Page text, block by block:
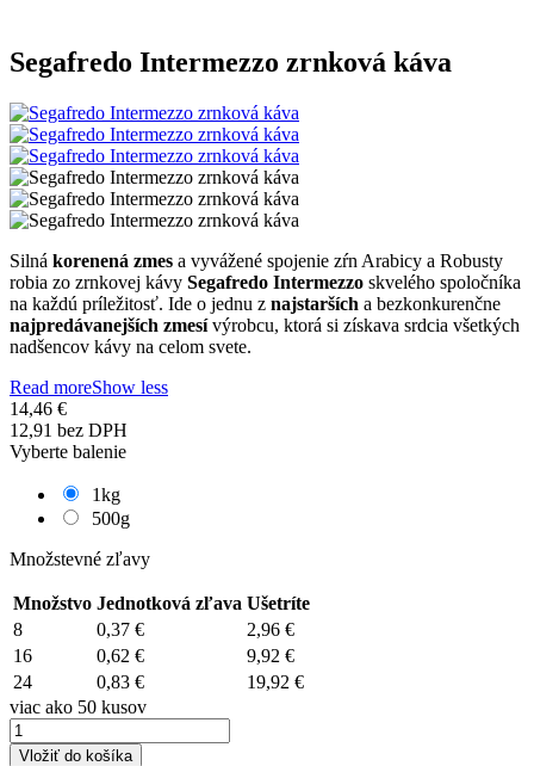
Segafredo Intermezzo zrnková káva
Silná korenená zmes a vyvážené spojenie zŕn Arabicy a Robusty
robia zo zrnkovej kávy Segafredo Intermezzo skvelého spoločníka
na každú príležitosť. Ide o jednu z najstarších a bezkonkurenčne
najpredávanejších zmesívýrobcu, ktorá si získava srdcia všetkých
nadšencov kávy na celom svete.
Read moreShow less
14,46 €
12,91 bez DPH
Vyberte balenie
1kg
500g
Množstevné zľavy
Množstvo Jednotková zľava Ušetríte
8
0,37 €
2,96 €
16
0,62 €
9,92 €
24
0,83 €
19,92 €
viac ako 50 kusov
Vložiť do košíka